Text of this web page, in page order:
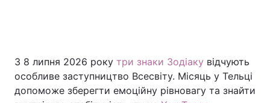
Головна Війна
З 8 липня 2026 року три знаки Зодіаку відчують
особливе заступництво Всесвіту. Місяць у Тельці
допоможе зберегти емоційну рівновагу та знайти